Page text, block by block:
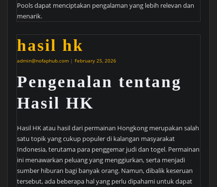
Pools dapat menciptakan pengalaman yang lebih relevan dan
menarik.
hasil hk
admin@nofaphub.com | February 25, 2026
Pengenalan tentang
Hasil HK
Hasil HK atau hasil dari permainan Hongkong merupakan salah
satu topik yang cukup populer di kalangan masyarakat
Indonesia, terutama para penggemar judi dan togel. Permainan
ini menawarkan peluang yang menggiurkan, serta menjadi
sumber hiburan bagi banyak orang. Namun, dibalik keseruan
tersebut, ada beberapa hal yang perlu dipahami untuk dapat